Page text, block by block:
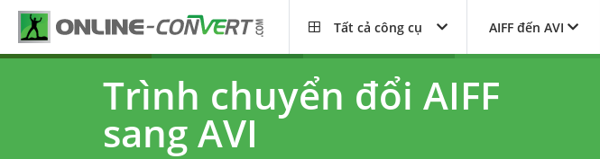
Tất cả công cụ AIFF đến AVI
Trình chuyển đổi AIFF
sang AVI